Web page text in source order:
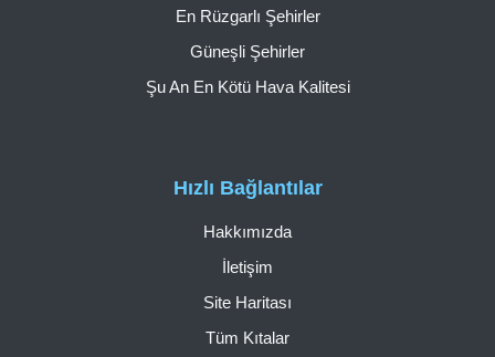
Hızlı Bağlantılar
Hakkımızda
İletişim
Site Haritası
Tüm Kıtalar
En Rüzgarlı Şehirler
Güneşli Şehirler
Şu An En Kötü Hava Kalitesi